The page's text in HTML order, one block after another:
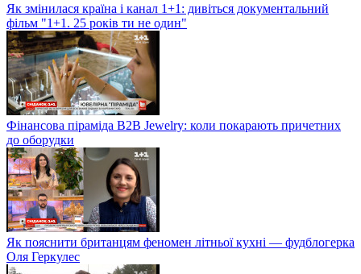
Як змінилася країна і канал 1+1: дивіться документальний
фільм "1+1. 25 років ти не один"
Фінансова піраміда B2B Jewelry: коли покарають причетних
до оборудки
Як пояснити британцям феномен літньої кухні — фудблогерка
Оля Геркулес